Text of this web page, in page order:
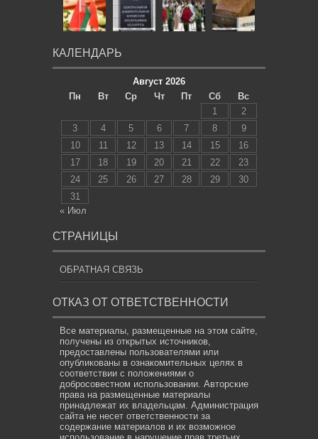
КАЛЕНДАРЬ
Август 2026
Пн
Вт Ср Чт Пт Сб
Вс
1
2
3
4 5 6 7 8
9
10
11 12 13 14 15
16
17
18 19 20 21 22
23
24
25 26 27 28 29
30
31
« Июл
СТРАНИЦЫ
ОБРАТНАЯ СВЯЗЬ
ОТКАЗ ОТ ОТВЕТСТВЕННОСТИ
Все материалы, размещенные на этом сайте,
получены из открытых источников,
предоставлены пользователями или
опубликованы в ознакомительных целях в
соответствии с положениями о
добросовестном использовании. Авторские
права на размещенные материалы
принадлежат их владельцам. Администрация
сайта не несет ответственности за
содержание материалов и их возможное